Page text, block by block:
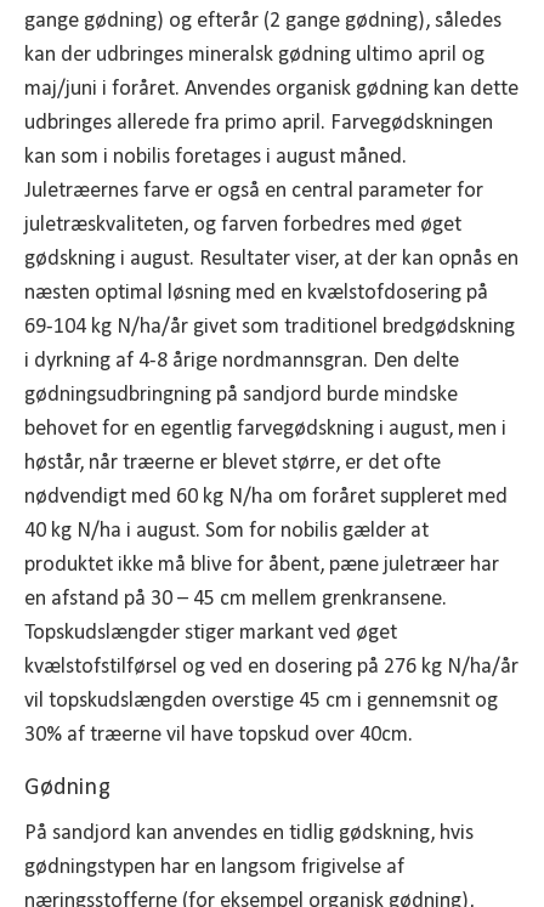
gange gødning) og efterår (2 gange gødning), således
kan der udbringes mineralsk gødning ultimo april og
maj/juni i foråret. Anvendes organisk gødning kan dette
udbringes allerede fra primo april. Farvegødskningen
kan som i nobilis foretages i august måned.
Juletræernes farve er også en central parameter for
juletræskvaliteten, og farven forbedres med øget
gødskning i august. Resultater viser, at der kan opnås en
næsten optimal løsning med en kvælstofdosering på
69-104 kg N/ha/år givet som traditionel bredgødskning
i dyrkning af 4-8 årige nordmannsgran. Den delte
gødningsudbringning på sandjord burde mindske
behovet for en egentlig farvegødskning i august, men i
høstår, når træerne er blevet større, er det ofte
nødvendigt med 60 kg N/ha om foråret suppleret med
40 kg N/ha i august. Som for nobilis gælder at
produktet ikke må blive for åbent, pæne juletræer har
en afstand på 30 – 45 cm mellem grenkransene.
Topskudslængder stiger markant ved øget
kvælstofstilførsel og ved en dosering på 276 kg N/ha/år
vil topskudslængden overstige 45 cm i gennemsnit og
30% af træerne vil have topskud over 40cm.
Gødning
På sandjord kan anvendes en tidlig gødskning, hvis
gødningstypen har en langsom frigivelse af
næringsstofferne (for eksempel organisk gødning),